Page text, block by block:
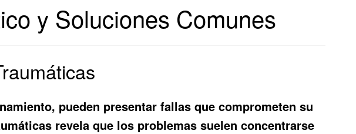
y Soluciones Comunes
pueden presentar fallas que comprometen su
revela que los problemas suelen concentrarse